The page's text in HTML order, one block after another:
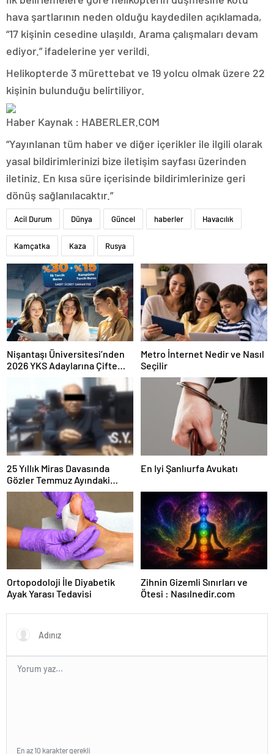
hava şartlarının neden olduğu kaydedilen açıklamada,
“17 kişinin cesedine ulaşıldı. Arama çalışmaları devam
ediyor.” ifadelerine yer verildi.
Helikopterde 3 mürettebat ve 19 yolcu olmak üzere 22
kişinin bulunduğu belirtiliyor.
Haber Kaynak : HABERLER.COM
“Yayınlanan tüm haber ve diğer içerikler ile ilgili olarak
yasal bildirimlerinizi bize iletişim sayfası üzerinden
iletiniz. En kısa süre içerisinde bildirimlerinize geri
dönüş sağlanılacaktır.”
Acil Durum Dünya Güncel haberler Havacılık
Kamçatka Kaza Rusya
Nişantaşı Üniversitesi’nden
2026 YKS Adaylarına Çifte
Güvence: Sabit Ücret ve
Kesintisiz Burs
Metro İnternet Nedir ve Nasıl
Seçilir
25 Yıllık Miras Davasında
Gözler Temmuz Ayındaki
Karar Duruşmasına Çevrildi
En Iyi Şanlıurfa Avukatı
Ortopodoloji İle Diyabetik
Ayak Yarası Tedavisi
Zihnin Gizemli Sınırları ve
Ötesi : Nasılnedir.com
En az 10 karakter gerekli